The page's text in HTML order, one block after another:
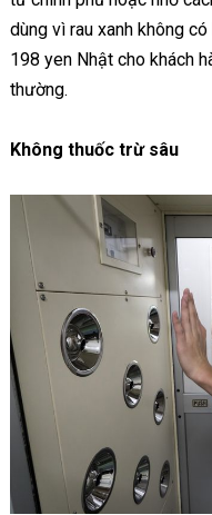
dùng vì rau xanh không
198 yen Nhật cho khách
thường.
Không thuốc trừ sâu